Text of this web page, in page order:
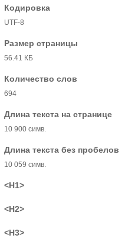
Кодировка
UTF-8
Размер страницы
56.41 КБ
Количество слов
694
Длина текста на странице
10 900 симв.
Длина текста без пробелов
10 059 симв.
<H1>
<H2>
<H3>